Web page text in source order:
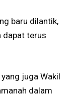
baru dilantik,
dapat terus
juga Wakil
dalam